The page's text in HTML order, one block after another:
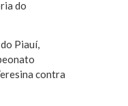
do
Piauí,
contra